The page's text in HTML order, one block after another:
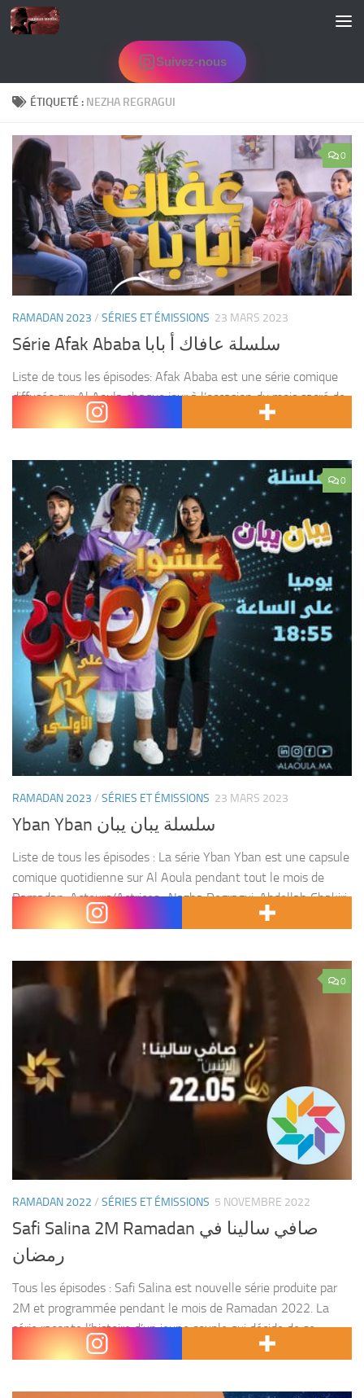
Skip to content
Suivez-nous
ÉTIQUETÉ : NEZHA REGRAGUI
0
RAMADAN 2023 / SÉRIES ET ÉMISSIONS 23 MARS 2023
Série Afak Ababa سلسلة عافاك أ بابا
Liste de tous les épisodes: Afak Ababa est une série comique
diffusée sur Al Aoula chaque jour à l’occasion du mois sacré de
Ramadan juste avant la rupture du jeune. La série est une...
0
RAMADAN 2023 / SÉRIES ET ÉMISSIONS 23 MARS 2023
Yban Yban سلسلة يبان يبان
Liste de tous les épisodes : La série Yban Yban est une capsule
comique quotidienne sur Al Aoula pendant tout le mois de
Ramadan. Acteurs/Actrices : Nazha Regragui, Abdellah Chakiri,
Nafissa Benchhida et Maria...
0
RAMADAN 2022 / SÉRIES ET ÉMISSIONS 5 NOVEMBRE 2022
Safi Salina 2M Ramadan صافي سالينا في
رمضان
Tous les épisodes : Safi Salina est nouvelle série produite par
2M et programmée pendant le mois de Ramadan 2022. La
série raconte l’histoire d’un jeune couple qui décide de se
séparer, mais qui...